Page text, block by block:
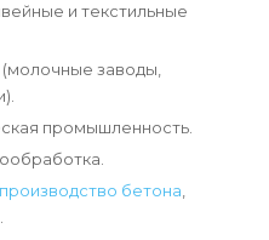
и текстильные
заводы,
промышленность.
производство бетона,